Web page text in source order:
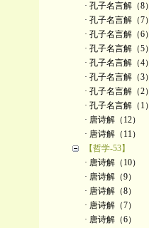
· 孔子名言解（8）
· 孔子名言解（7）
· 孔子名言解（6）
· 孔子名言解（5）
· 孔子名言解（4）
· 孔子名言解（3）
· 孔子名言解（2）
· 孔子名言解（1）
· 唐诗解（12）
· 唐诗解（11）
【哲学-53】
· 唐诗解（10）
· 唐诗解（9）
· 唐诗解（8）
· 唐诗解（7）
· 唐诗解（6）